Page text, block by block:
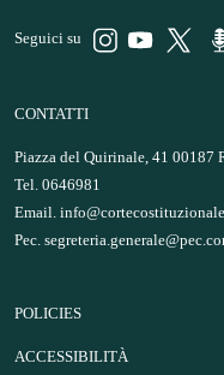
Seguici su
CONTATTI
Piazza del Quirinale, 41 00187
Tel. 0646981
Email.
Pec.
POLICIES
ACCESSIBILITÀ